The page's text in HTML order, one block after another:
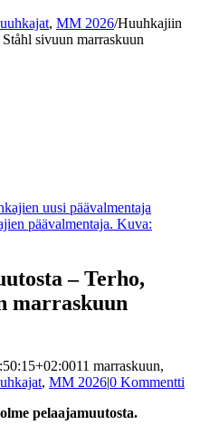
, MM 2026/Huuhkajiin
sivuun marraskuun
päävalmentaja. Kuva:
– Terho,
marraskuun
11 marraskuun,
, MM 2026|0 Kommentti
pelaajamuutosta.